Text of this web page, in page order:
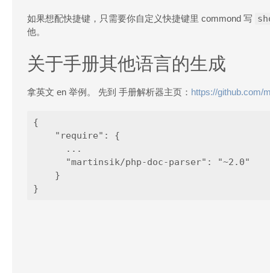
如果想配快捷键，只需要你自定义快捷键里 commond 写
他。
关于手册其他语言的生成
拿英文 en 举例。 先到 手册解析器主页： https://github.com/
{
    "require": {
      ...
      "martinsik/php-doc-parser": "~2.0"
    }